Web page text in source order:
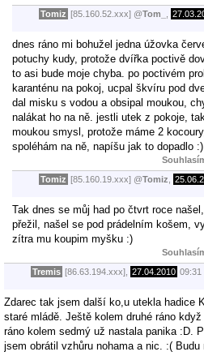
Tomiz [85.160.52.xxx] @Tom_
dnes ráno mi bohužel jedna úžovka
potuchy kudy, protože dvířka poctivě
to asi bude moje chyba. po poctivém
karanténu na pokoj, ucpal škvíru pod
dal misku s vodou a obsipal moukou,
nalákat ho na ně. jestli utek z pokoje,
moukou smysl, protože máme 2
spoléhám na ně, napíšu jak to dopadlo :)
Tomiz [85.160.19.xxx] @Tomiz
Tak dnes se můj had po čtvrt roce
přežil, našel se pod prádelním košem,
zítra mu koupim myšku :)
Tremis [86.63.194.xxx], 27.04.2010 09:31
Zdarec tak jsem další ko,u utekla hadice
staré mládě. Ještě kolem druhé ráno
ráno kolem sedmý už nastala panika :D.
jsem obrátil vzhůru nohama a nic. :(